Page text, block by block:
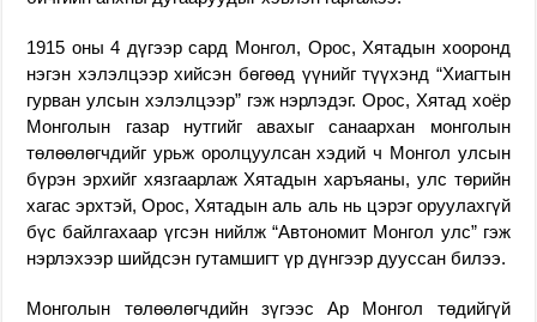
1915 оны 4 дүгээр сард Монгол, Орос, Хятадын хооронд
нэгэн хэлэлцээр хийсэн бөгөөд үүнийг түүхэнд “Хиагтын
гурван улсын хэлэлцээр” гэж нэрлэдэг. Орос, Хятад хоёр
Монголын газар нутгийг авахыг санаархан монголын
төлөөлөгчдийг урьж оролцуулсан хэдий ч Монгол улсын
бүрэн эрхийг хязгаарлаж Хятадын харъяаны, улс төрийн
хагас эрхтэй, Орос, Хятадын аль аль нь цэрэг оруулахгүй
бүс байлгахаар үгсэн нийлж “Автономит Монгол улс” гэж
нэрлэхээр шийдсэн гутамшигт үр дүнгээр дууссан билээ.
Монголын төлөөлөгчдийн зүгээс Ар Монгол төдийгүй